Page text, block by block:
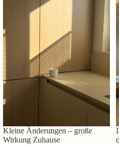
Kleine Änderungen – große
Wirkung Zuhause